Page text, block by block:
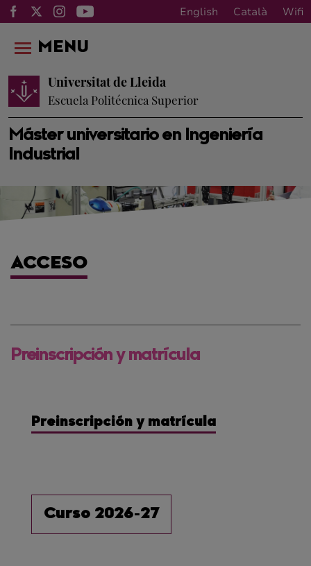
English Català Wifi
Máster universitario en Ingeniería
Industrial
Universitat de Lleida
Escuela Politécnica Superior
MENU
ACCESO
Preinscripción y matrícula
Preinscripción y matrícula
Curso 2026-27